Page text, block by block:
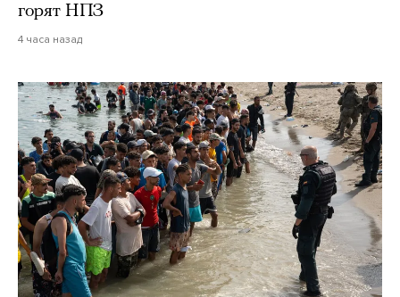
горят НПЗ
4 часа назад